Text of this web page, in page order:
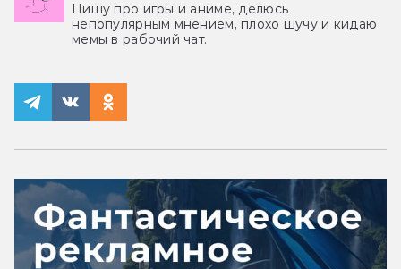
Пишу про игры и аниме, делюсь
непопулярным мнением, плохо шучу и кидаю
мемы в рабочий чат.